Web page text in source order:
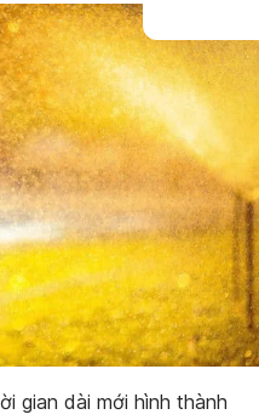
gian dài mới hình thành